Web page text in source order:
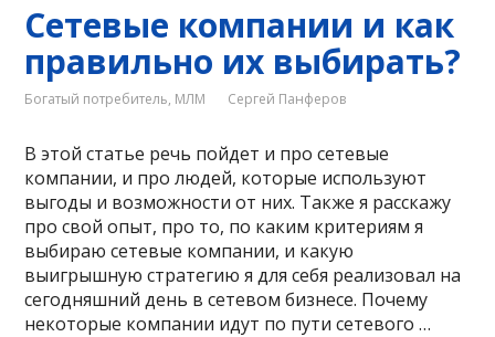
Сетевые компании и как
правильно их выбирать?
Богатый потребитель, МЛМ Сергей Панферов
В этой статье речь пойдет и про сетевые
компании, и про людей, которые используют
выгоды и возможности от них. Также я расскажу
про свой опыт, про то, по каким критериям я
выбираю сетевые компании, и какую
выигрышную стратегию я для себя реализовал на
сегодняшний день в сетевом бизнесе. Почему
некоторые компании идут по пути сетевого …